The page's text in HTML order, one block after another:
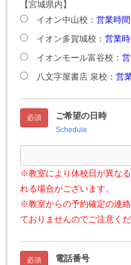
【宮城県内】
イオン中山校：営業時
イオン多賀城校：営業
イオンモール富谷校：
八文字屋書店 泉校：営
必須 ご希望の日時
Schedule
※教室により休校日が異な
れる場合がございます。
※教室からの予約確定の連
ておりませんのでご注意くだ
必須 電話番号